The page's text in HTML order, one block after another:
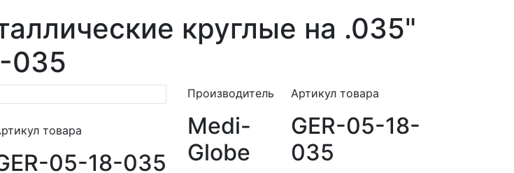
круглые на .035"
035
товара
05-18-035
Производитель
Medi-
Globe
Артикул товара
GER-05-18-
035